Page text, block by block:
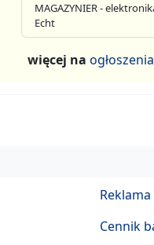
MAGAZYNIER -
Echt
więcej na
Cennik